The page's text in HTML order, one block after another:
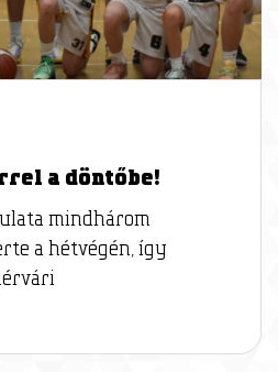
a döntőbe!
mindhárom
a hétvégén, így